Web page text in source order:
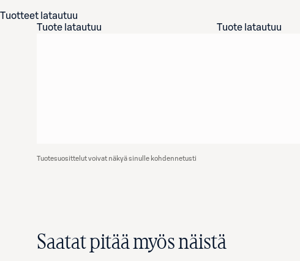
Tuotteet latautuu
Tuote latautuu
Tuote latautuu
Tuotesuosittelut voivat näkyä sinulle kohdennetusti
Saatat pitää myös näistä